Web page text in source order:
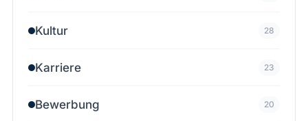
Kultur 28
Karriere 23
Bewerbung 20